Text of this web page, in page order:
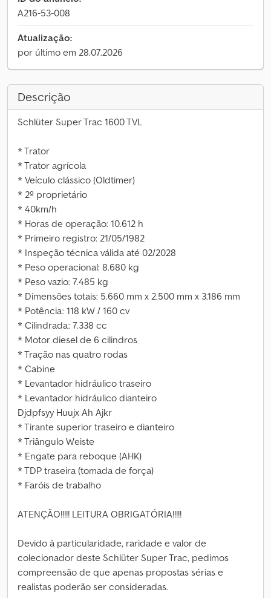
A216-53-008
Atualização:
por último em 28.07.2026
Descrição
Schlüter Super Trac 1600 TVL
* Trator
* Trator agrícola
* Veículo clássico (Oldtimer)
* 2º proprietário
* 40km/h
* Horas de operação: 10.612 h
* Primeiro registro: 21/05/1982
* Inspeção técnica válida até 02/2028
* Peso operacional: 8.680 kg
* Peso vazio: 7.485 kg
* Dimensões totais: 5.660 mm x 2.500 mm x 3.186 mm
* Potência: 118 kW / 160 cv
* Cilindrada: 7.338 cc
* Motor diesel de 6 cilindros
* Tração nas quatro rodas
* Cabine
* Levantador hidráulico traseiro
* Levantador hidráulico dianteiro
Djdpfsyy Huujx Ah Ajkr
* Tirante superior traseiro e dianteiro
* Triângulo Weiste
* Engate para reboque (AHK)
* TDP traseira (tomada de força)
* Faróis de trabalho
ATENÇÃO!!!!! LEITURA OBRIGATÓRIA!!!!!
Devido à particularidade, raridade e valor de
colecionador deste Schlüter Super Trac, pedimos
compreensão de que apenas propostas sérias e
realistas poderão ser consideradas.